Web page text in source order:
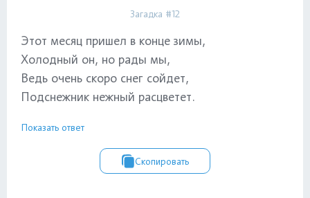
Загадка #12
Этот месяц пришел в конце зимы,
Холодный он, но рады мы,
Ведь очень скоро снег сойдет,
Подснежник нежный расцветет.
Показать ответ
Скопировать